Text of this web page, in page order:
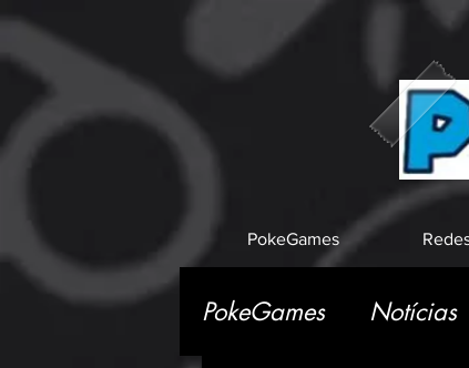
PokeGames
PokeGames Notícias